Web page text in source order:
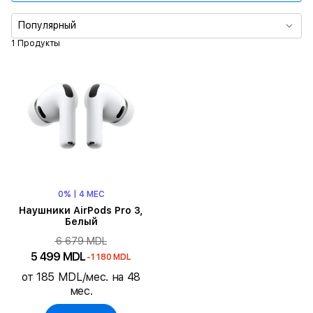
Тип зарядки
1 Продукты
Популярный
0% | 4 МЕС
Наушники AirPods Pro 3,
Белый
6 679 MDL
5 499 MDL -1 180 MDL
от 185 MDL/мес. на 48
мес.